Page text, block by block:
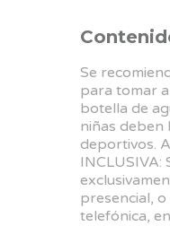
Se
para tomar
botella de
niñas deben
deportivos.
INCLUSIVA:
presencial,
telefónica,